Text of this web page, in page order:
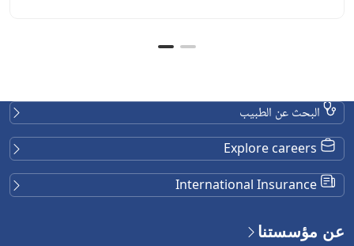
البحث عن الطبيب
عن مؤسستنا